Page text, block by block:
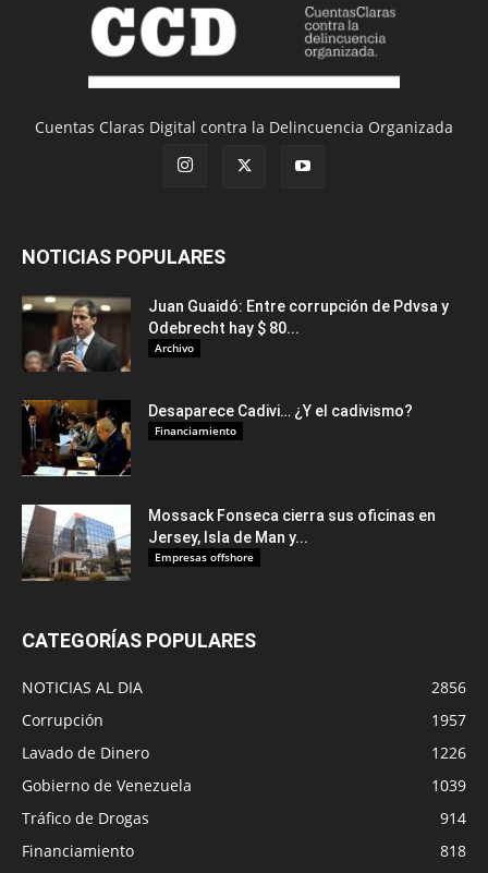
Cuentas Claras Digital contra la Delincuencia Organizada
NOTICIAS POPULARES
Juan Guaidó: Entre corrupción de Pdvsa y
Odebrecht hay $ 80...
Archivo
Desaparece Cadivi… ¿Y el cadivismo?
Financiamiento
Mossack Fonseca cierra sus oficinas en
Jersey, Isla de Man y...
Empresas offshore
CATEGORÍAS POPULARES
NOTICIAS AL DIA
2856
Corrupción
1957
Lavado de Dinero
1226
Gobierno de Venezuela
1039
Tráfico de Drogas
914
Financiamiento
818